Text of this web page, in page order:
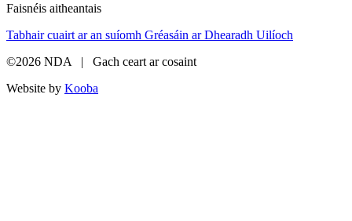
Faisnéis aitheantais
Tabhair cuairt ar an suíomh Gréasáin ar Dhearadh Uilíoch
©2026 NDA | Gach ceart ar cosaint
Website by Kooba